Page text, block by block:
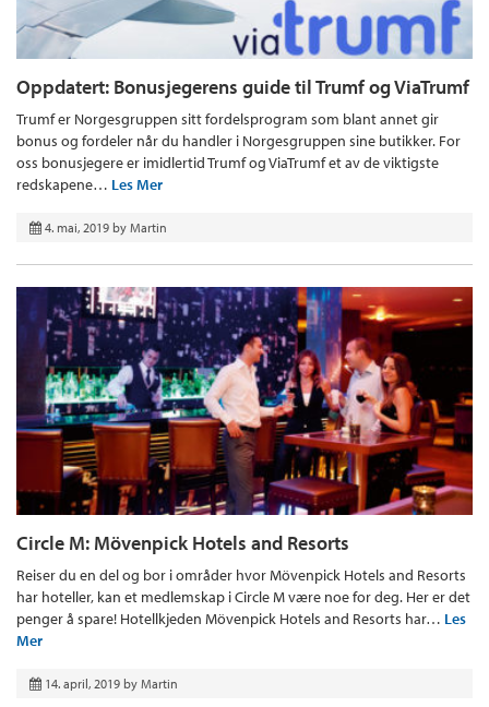
Oppdatert: Bonusjegerens guide til Trumf og ViaTrumf
Trumf er Norgesgruppen sitt fordelsprogram som blant annet gir
bonus og fordeler når du handler i Norgesgruppen sine butikker. For
oss bonusjegere er imidlertid Trumf og ViaTrumf et av de viktigste
redskapene… Les Mer
4. mai, 2019 by Martin
Circle M: Mövenpick Hotels and Resorts
Reiser du en del og bor i områder hvor Mövenpick Hotels and Resorts
har hoteller, kan et medlemskap i Circle M være noe for deg. Her er det
penger å spare! Hotellkjeden Mövenpick Hotels and Resorts har… Les
Mer
14. april, 2019 by Martin